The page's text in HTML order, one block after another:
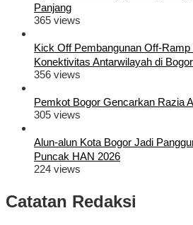
Panjang
365 views
Kick Off Pembangunan Off-
Konektivitas Antarwilayah di
356 views
Pemkot Bogor Gencarkan Razia
305 views
Alun-alun Kota Bogor Jadi
Puncak HAN 2026
224 views
Catatan Redaksi